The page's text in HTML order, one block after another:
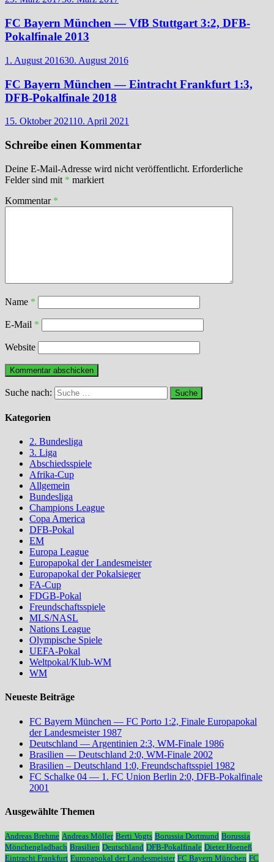
FC Bayern München — VfB Stuttgart 3:2, DFB-
Pokalfinale 2013
1. August 201630. August 2016
FC Bayern München — Eintracht Frankfurt 1:3,
DFB-Pokalfinale 2018
15. Oktober 202110. April 2021
Schreibe einen Kommentar
Deine E-Mail-Adresse wird nicht veröffentlicht. Erforderliche
Felder sind mit * markiert
Kommentar *
Name *
E-Mail *
Website
Suche nach:
Kategorien
2. Bundesliga
3. Liga
Abschiedsspiele
Afrika-Cup
Allgemein
Bundesliga
Champions League
Copa America
DFB-Pokal
EM
Europa League
Europapokal der Landesmeister
Europapokal der Pokalsieger
FA-Cup
FDGB-Pokal
Freundschaftsspiele
MLS/NASL
Nations League
Olympische Spiele
UEFA-Pokal
Weltpokal/Klub-WM
WM
Neueste Beiträge
FC Bayern München — FC Porto 1:2, Finale Europapokal
der Landesmeister 1987
Deutschland — Argentinien 2:3, WM-Finale 1986
Brasilien — Deutschland 2:0, WM-Finale 2002
Brasilien – Deutschland 1:0, Freundschaftsspiel 1982
FC Schalke 04 — 1. FC Union Berlin 2:0, DFB-Pokalfinale
2001
Ausgewählte Themen
Andreas Brehme Andreas Möller Berti Vogts Borussia Dortmund Borussia
Mönchengladbach Brasilien Deutschland DFB-Pokalfinale Dieter Hoeneß
Eintracht Frankfurt Europapokal der Landesmeister FC Bayern München FC